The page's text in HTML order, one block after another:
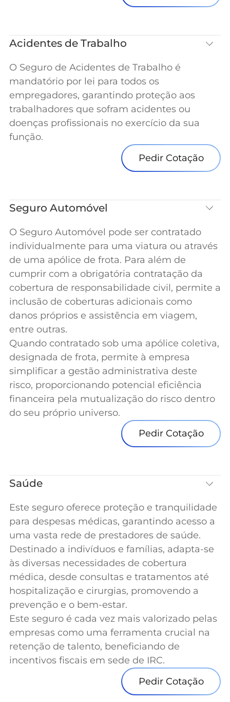
Acidentes de Trabalho
O Seguro de Acidentes de Trabalho é
mandatório por lei para todos os
empregadores, garantindo proteção aos
trabalhadores que sofram acidentes ou
doenças profissionais no exercício da sua
função.
Pedir Cotação
Seguro Automóvel
O Seguro Automóvel pode ser contratado
individualmente para uma viatura ou através
de uma apólice de frota. Para além de
cumprir com a obrigatória contratação da
cobertura de responsabilidade civil, permite a
inclusão de coberturas adicionais como
danos próprios e assistência em viagem,
entre outras.
Quando contratado sob uma apólice coletiva,
designada de frota, permite à empresa
simplificar a gestão administrativa deste
risco, proporcionando potencial eficiência
financeira pela mutualização do risco dentro
do seu próprio universo.
Pedir Cotação
Saúde
Este seguro oferece proteção e tranquilidade
para despesas médicas, garantindo acesso a
uma vasta rede de prestadores de saúde.
Destinado a indivíduos e famílias, adapta-se
às diversas necessidades de cobertura
médica, desde consultas e tratamentos até
hospitalização e cirurgias, promovendo a
prevenção e o bem-estar.
Este seguro é cada vez mais valorizado pelas
empresas como uma ferramenta crucial na
retenção de talento, beneficiando de
incentivos fiscais em sede de IRC.
Pedir Cotação